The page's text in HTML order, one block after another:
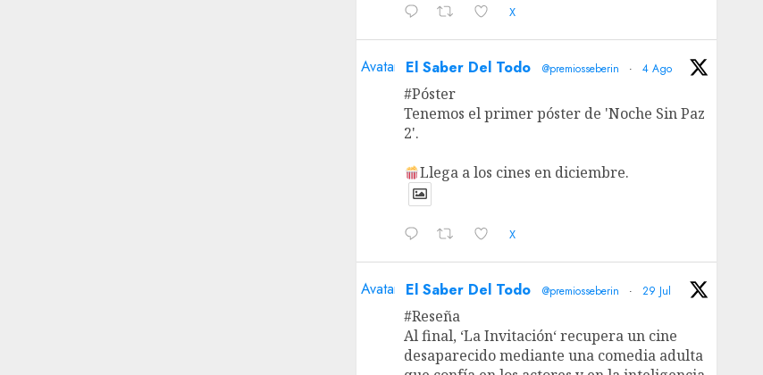
X
Avatar El Saber Del Todo @premiosseberin · 4 Ago
#Póster
Tenemos el primer póster de 'Noche Sin Paz
2'.
Llega a los cines en diciembre.
X
Avatar El Saber Del Todo @premiosseberin · 29 Jul
#Reseña
Al final, ‘La Invitación‘ recupera un cine
desaparecido mediante una comedia adulta